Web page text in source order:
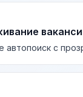
автопоиск с